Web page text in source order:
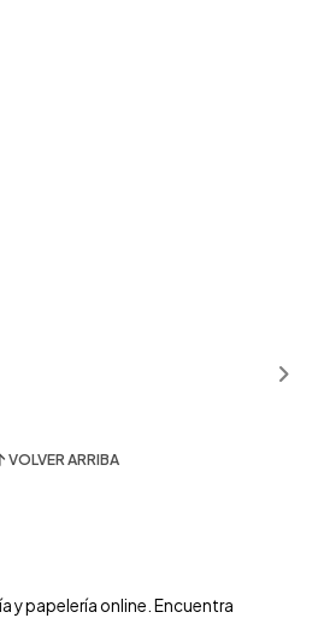
VOLVER ARRIBA
y papelería online. Encuentra